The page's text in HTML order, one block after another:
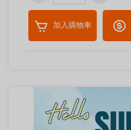
加入購物車